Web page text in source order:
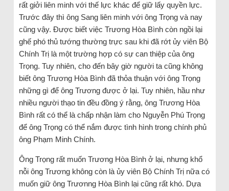
rất giởi liên minh với thế lực khác để giữ lấy quyền lực.
Trước đây thì ông Sang liên minh với ông Trọng và nay
cũng vậy. Được biết việc Trương Hòa Bình còn ngồi lại
ghế phó thủ tướng thường trực sau khi đã rớt ủy viên Bộ
Chính Trị là một trường hợp có sự can thiệp của ông
Trọng. Tuy nhiên, cho đến bây giờ người ta cũng không
biết ông Trương Hòa Bình đã thỏa thuận với ông Trọng
những gì để ông Trương được ở lại. Tuy nhiên, hầu như
nhiều người thạo tin đều đồng ý rằng, ông Trương Hòa
Bình rất có thể là chấp nhận làm cho Nguyễn Phú Trọng
để ông Trọng có thể nắm được tình hình trong chính phủ
ông Phạm Minh Chính.
Ông Trọng rất muốn Trương Hòa Bình ở lại, nhưng khổ
nỗi ông Trương không còn là ủy viên Bộ Chính Trị nữa có
muốn giữ ông Trươnng Hòa Bình lại cũng rất khó. Dựa